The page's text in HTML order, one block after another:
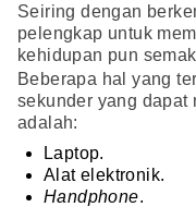
Seiring dengan
pelengkap untuk
kehidupan pun
Beberapa hal yang
sekunder yang dapat
adalah:
Laptop.
Alat elektronik.
Handphone.